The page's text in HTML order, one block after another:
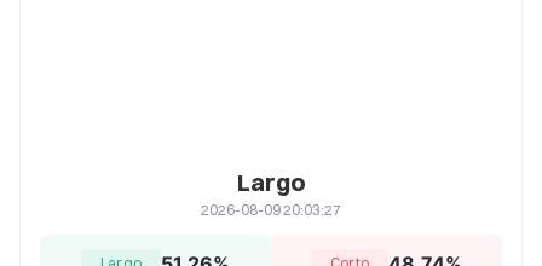
Largo
2026-08-09 20:03:27